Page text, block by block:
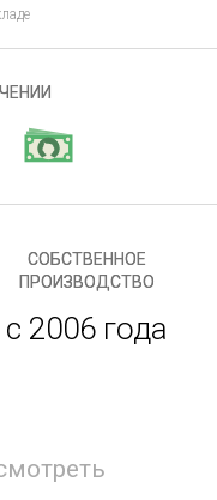
СОБСТВЕННОЕ
ПРОИЗВОДСТВО
с 2006 года